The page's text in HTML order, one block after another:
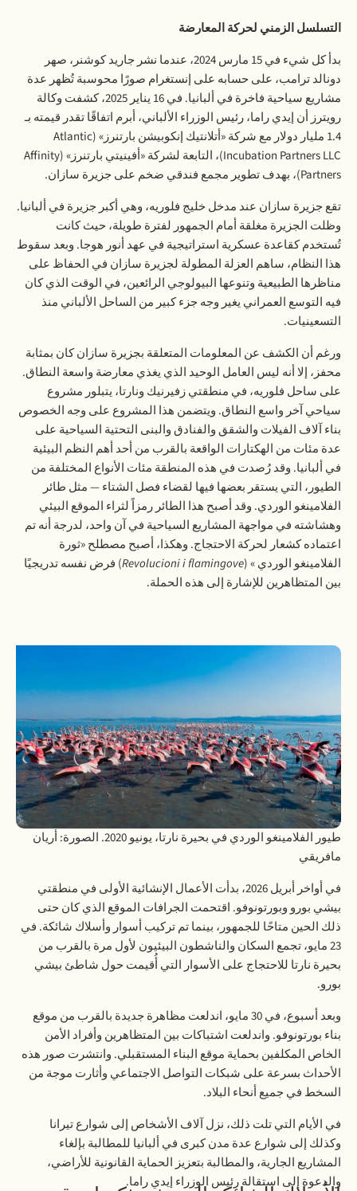
التسلسل الزمني لحركة المعارضة
بدأ كل شيء في 15 مارس 2024، عندما نشر جاريد كوشنر، صهر
دونالد ترامب، على حسابه على إنستغرام صورًا محوسبة تُظهر عدة
مشاريع سياحية فاخرة في ألبانيا. في 16 يناير 2025، كشفت وكالة
رويترز أن إيدي راما، رئيس الوزراء الألباني، أبرم اتفاقًا تقدر قيمته بـ
1.4 مليار دولار مع شركة «أتلانتيك إنكوبيشن بارتنرز» (Atlantic
Incubation Partners LLC)، التابعة لشركة «أفينيتي بارتنرز» (Affinity
Partners)، بهدف تطوير مجمع فندقي ضخم على جزيرة سازان.
تقع جزيرة سازان عند مدخل خليج فلوريه، وهي أكبر جزيرة في ألبانيا.
وظلت الجزيرة مغلقة أمام الجمهور لفترة طويلة، حيث كانت
تُستخدم كقاعدة عسكرية استراتيجية في عهد أنور هوجا. وبعد سقوط
هذا النظام، ساهم العزلة المطولة لجزيرة سازان في الحفاظ على
مناظرها الطبيعية وتنوعها البيولوجي الرائعين، في الوقت الذي كان
فيه التوسع العمراني يغير وجه جزء كبير من الساحل الألباني منذ
التسعينيات.
ورغم أن الكشف عن المعلومات المتعلقة بجزيرة سازان كان بمثابة
محفز، إلا أنه ليس العامل الوحيد الذي يغذي معارضة واسعة النطاق.
على ساحل فلوريه، في منطقتي زفيرنيك ونارتا، يتبلور مشروع
سياحي آخر واسع النطاق. ويتضمن هذا المشروع على وجه الخصوص
بناء آلاف الفيلات والشقق والفنادق والبنى التحتية السياحية على
عدة مئات من الهكتارات الواقعة بالقرب من أحد أهم النظم البيئية
في ألبانيا. وقد رُصدت في هذه المنطقة مئات الأنواع المختلفة من
الطيور، التي يستقر بعضها فيها لقضاء فصل الشتاء — مثل طائر
الفلامينغو الوردي. وقد أصبح هذا الطائر رمزاً لثراء الموقع البيئي
وهشاشته في مواجهة المشاريع السياحية في آن واحد، لدرجة أنه تم
اعتماده كشعار لحركة الاحتجاج. وهكذا، أصبح مصطلح «ثورة
الفلامينغو الوردي » (Revolucioni i flamingove) فرض نفسه تدريجيًا
بين المتظاهرين للإشارة إلى هذه الحملة.
طيور الفلامينغو الوردي في بحيرة نارتا، يونيو 2020. الصورة: أريان
مافريقي
في أواخر أبريل 2026، بدأت الأعمال الإنشائية الأولى في منطقتي
بيشي بورو وبورتونوفو. اقتحمت الجرافات الموقع الذي كان حتى
ذلك الحين متاحًا للجمهور، بينما تم تركيب أسوار وأسلاك شائكة. في
23 مايو، تجمع السكان والناشطون البيئيون لأول مرة بالقرب من
بحيرة نارتا للاحتجاج على الأسوار التي أُقيمت حول شاطئ بيشي
بورو.
وبعد أسبوع، في 30 مايو، اندلعت مظاهرة جديدة بالقرب من موقع
بناء بورتونوفو. واندلعت اشتباكات بين المتظاهرين وأفراد الأمن
الخاص المكلفين بحماية موقع البناء المستقبلي. وانتشرت صور هذه
الأحداث بسرعة على شبكات التواصل الاجتماعي وأثارت موجة من
السخط في جميع أنحاء البلاد.
في الأيام التي تلت ذلك، نزل آلاف الأشخاص إلى شوارع تيرانا
وكذلك إلى شوارع عدة مدن كبرى في ألبانيا للمطالبة بإلغاء
المشاريع الجارية، والمطالبة بتعزيز الحماية القانونية للأراضي،
والدعوة إلى استقالة رئيس الوزراء إيدي راما.